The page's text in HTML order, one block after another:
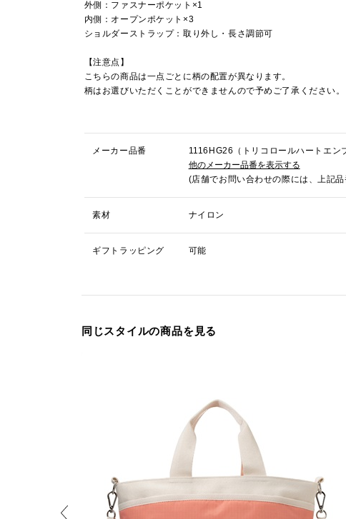
外側：ファスナーポケット×1
内側：オープンポケット×3
ショルダーストラップ：取り外し・長さ調節可
【注意点】
こちらの商品は一点ごとに柄の配置が異なります。
柄はお選びいただくことができませんので予めご了承ください。
メーカー品番
1116HG26（トリコロールハートエン
他のメーカー品番を表示する
(店舗でお問い合わせの際には、上記
素材 ナイロン
ギフトラッピング 可能
同じスタイルの商品を見る